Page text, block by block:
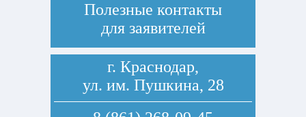
Полезные контакты
для заявителей
г. Краснодар,
ул. им. Пушкина, 28